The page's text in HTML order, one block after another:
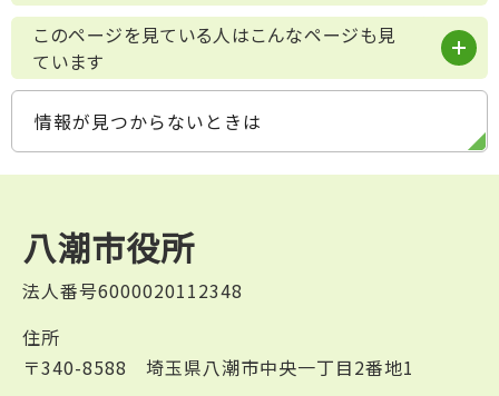
このページを見ている人はこんなページも見
ています
情報が見つからないときは
八潮市役所
法人番号6000020112348
住所
〒340-8588 埼玉県八潮市中央一丁目2番地1